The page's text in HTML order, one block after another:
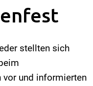
stellten sich
und informierten